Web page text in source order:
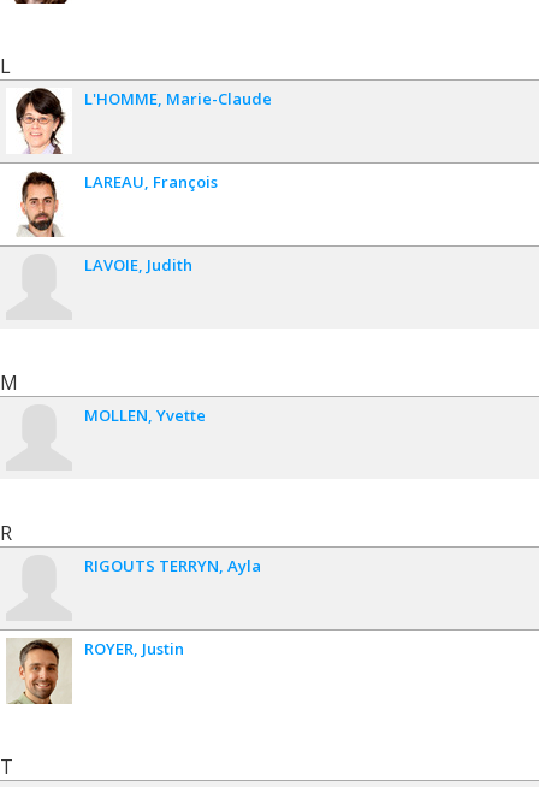
L
L'HOMME Marie-Claude
LAREAU François
LAVOIE Judith
M
MOLLEN Yvette
R
RIGOUTS TERRYN Ayla
ROYER Justin
T